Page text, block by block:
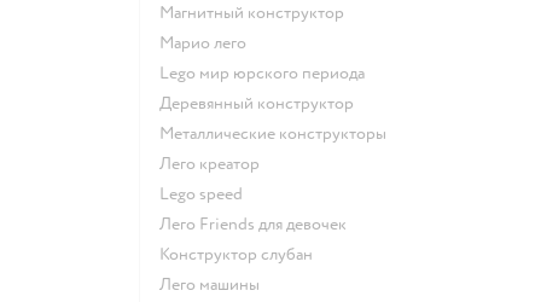
Магнитный конструктор
Марио лего
Lego мир юрского периода
Деревянный конструктор
Металлические конструкторы
Лего креатор
Lego speed
Лего Friends для девочек
Конструктор слубан
Лего машины